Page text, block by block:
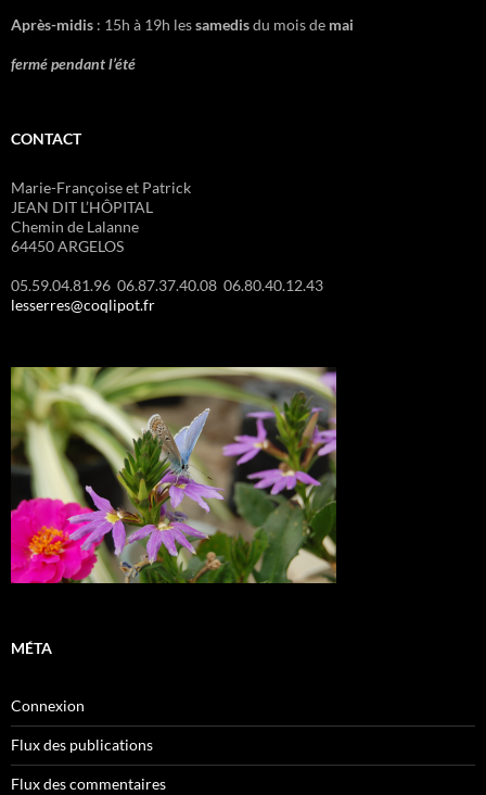
Après-midis : 15h à 19h lessamedisdu mois de mai
fermé pendant l’été
CONTACT
Marie-Françoise et Patrick
JEAN DIT L’HÔPITAL
Chemin de Lalanne
64450 ARGELOS
05.59.04.81.96 06.87.37.40.08 06.80.40.12.43
lesserres@coqlipot.fr
MÉTA
Connexion
Flux des publications
Flux des commentaires